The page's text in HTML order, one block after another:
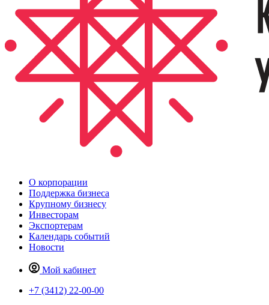
О корпорации
Поддержка бизнеса
Крупному бизнесу
Инвесторам
Экспортерам
Календарь событий
Новости
Мой кабинет
+7 (3412) 22-00-00